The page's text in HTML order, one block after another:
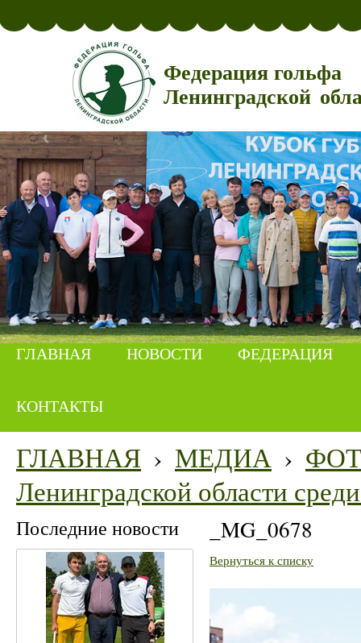
Федерация гольфа
Ленинградской
ГЛАВНАЯ НОВОСТИ ФЕДЕРАЦИЯ
КОНТАКТЫ
ГЛАВНАЯ › МЕДИА ›
Ленинградской области
Последние новости _MG_0678
Вернуться к списку